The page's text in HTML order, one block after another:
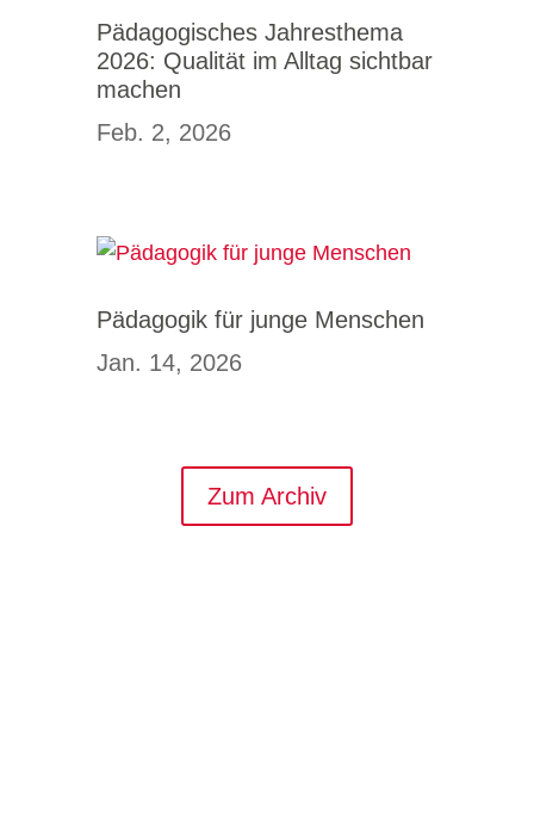
Pädagogisches Jahresthema
2026: Qualität im Alltag sichtbar
machen
Feb. 2, 2026
Pädagogik für junge Menschen
Jan. 14, 2026
Zum Archiv